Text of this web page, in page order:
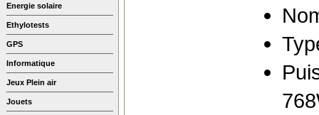
Energie solaire
Ethylotests
GPS
Informatique
Jeux Plein air
Jouets